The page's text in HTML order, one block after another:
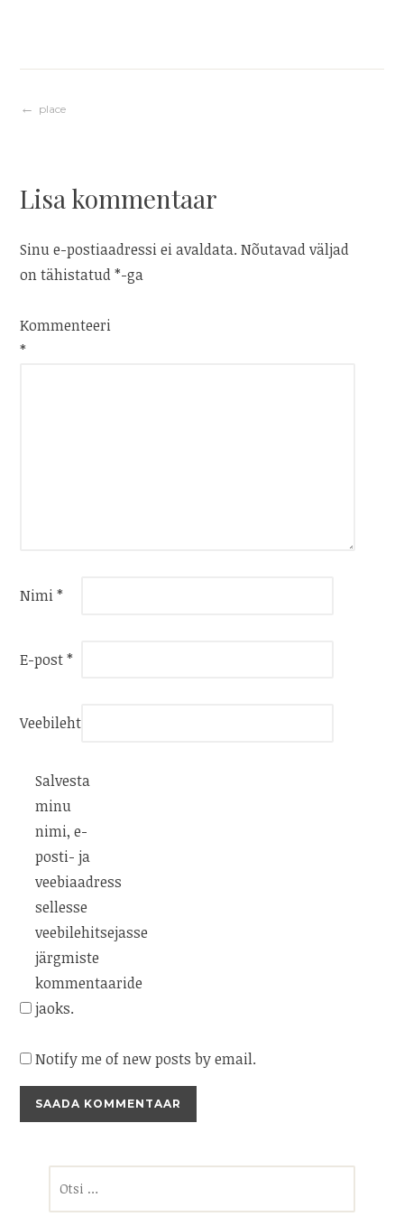
Navigeerimine
place
Lisa kommentaar
Sinu e-postiaadressi ei avaldata. Nõutavad väljad
on tähistatud*-ga
Kommenteeri
*
Nimi*
E-post*
Veebileht
Salvesta
minu
nimi, e-
posti- ja
veebiaadress
sellesse
veebilehitsejasse
järgmiste
kommentaaride
jaoks.
Notify me of new posts by email.